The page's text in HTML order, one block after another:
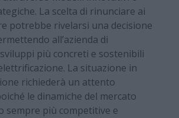
La scelta di rinunciare ai
potrebbe rivelarsi una decisione
all’azienda di
più concreti e sostenibili
La situazione in
richiederà un attento
le dinamiche del mercato
sempre più competitive e